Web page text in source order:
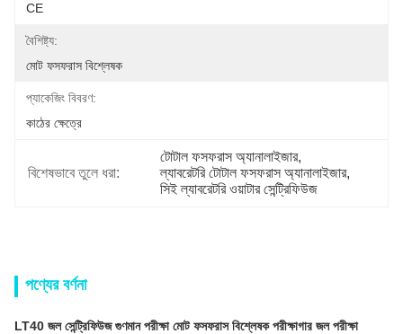
CE
বৈশিষ্ট্য:
মোট ফসফরাস বিশ্লেষক
প্যাকেজিং বিবরণ:
কাঠের ক্ষেত্রে
বিশেষভাবে তুলে ধরা:
টোটাল ফসফরাস অ্যানালাইজার,
ল্যাবরেটরি টোটাল ফসফরাস অ্যানালাইজার,
সিই ল্যাবরেটরি ওয়াটার সেন্ট্রিফিউজ
পণ্যের বর্ণনা
LT40 জল সেন্ট্রিফিউজ গুণমান পরীক্ষা মোট ফসফরাস বিশ্লেষক পরীক্ষাগার জল পরীক্ষা